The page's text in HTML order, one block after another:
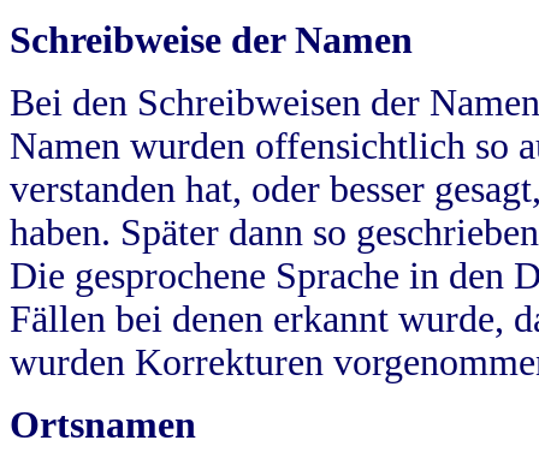
Schreibweise der Namen
Bei den Schreibweisen der
Namen wurden offensichtlich so
verstanden hat, oder besser
haben. Später dann so
Die gesprochene Sprache in
Fällen bei denen erkannt wurde,
wurden Korrekturen
Ortsnamen